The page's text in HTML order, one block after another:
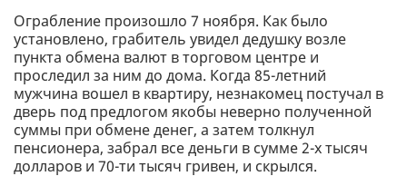
Ограбление произошло 7 ноября. Как было
установлено, грабитель увидел дедушку возле
пункта обмена валют в торговом центре и
проследил за ним до дома. Когда 85-летний
мужчина вошел в квартиру, незнакомец постучал в
дверь под предлогом якобы неверно полученной
суммы при обмене денег, а затем толкнул
пенсионера, забрал все деньги в сумме 2-х тысяч
долларов и 70-ти тысяч гривен, и скрылся.